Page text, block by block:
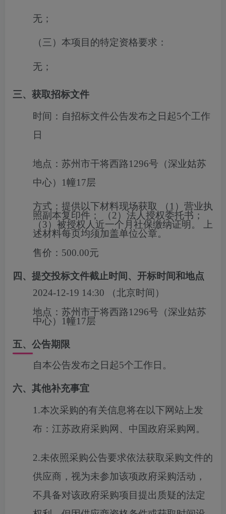
无；
（三）本项目的特定资格要求：
无；
三、获取招标文件
时间： 自招标文件公告发布之日起5个工作
日
地点： 苏州市干将西路1296号（深业姑苏
中心）1幢17层
方式： 提供以下材料现场获取 （1）营业执
照副本复印件； （2）法人授权委托书；
（3）被授权人近一个月社保缴纳证明。 上
述材料每页均须加盖单位公章。
售价： 500.00元
四、提交投标文件截止时间、开标时间和地点
2024-12-19 14:30 （北京时间）
地点： 苏州市干将西路1296号（深业姑苏
中心）1幢17层
五、公告期限
自本公告发布之日起5个工作日。
六、其他补充事宜
1.本次采购的有关信息将在以下网站上发
布：江苏政府采购网 、 中国政府采购网 。
2.未依照采购公告要求依法获取采购文件的
供应商，视为未参加该项政府采购活动，
不具备对该政府采购项目提出质疑的法定